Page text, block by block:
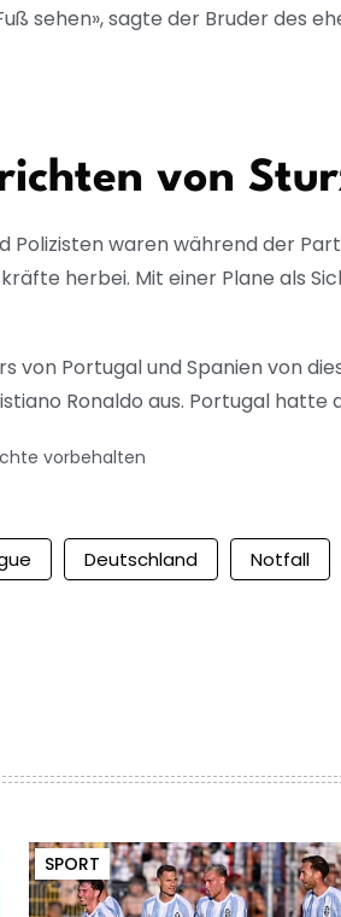
sehen», sagte der Bruder des
von
waren während der
herbei. Mit einer Plane als
von Portugal und Spanien von
Ronaldo aus. Portugal hatte
vorbehalten
Deutschland Notfall
SPORT